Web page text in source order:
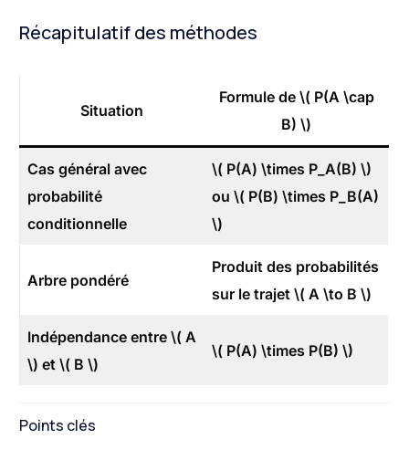
Récapitulatif des méthodes
Situation
Formule de \( P(A \cap
B) \)
Cas général avec
probabilité
conditionnelle
\( P(A) \times P_A(B) \)
ou \( P(B) \times P_B(A)
\)
Arbre pondéré
Produit des probabilités
sur le trajet \( A \to B \)
Indépendance entre \( A
\) et \( B \)
\( P(A) \times P(B) \)
Points clés